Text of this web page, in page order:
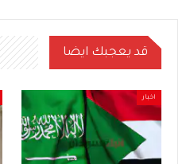
قد يعجبك ايضا
اخبار